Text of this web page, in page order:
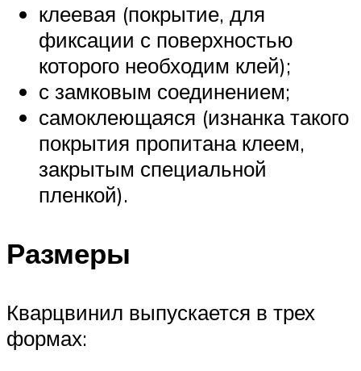
клеевая (покрытие, для
фиксации с поверхностью
которого необходим клей);
с замковым соединением;
самоклеющаяся (изнанка такого
покрытия пропитана клеем,
закрытым специальной
пленкой).
Размеры
Кварцвинил выпускается в трех
формах: